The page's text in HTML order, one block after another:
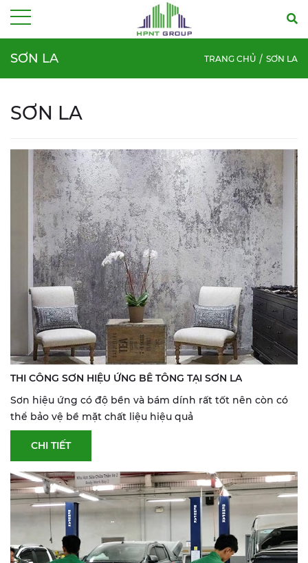
SƠN LA TRANG CHỦ SƠN LA
SƠN LA
THI CÔNG SƠN HIỆU ỨNG BÊ TÔNG TẠI SƠN LA
Sơn hiệu ứng có độ bền và bám dính rất tốt nên còn có
thể bảo vệ bề mặt chất liệu hiệu quả
CHI TIẾT